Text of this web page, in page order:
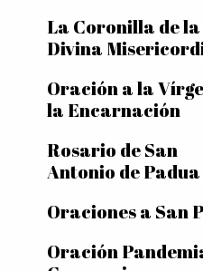
La Coronilla de la
Divina
Oración a la
la Encarnación
Rosario de San
Antonio de Padua
Oraciones a San
Oración